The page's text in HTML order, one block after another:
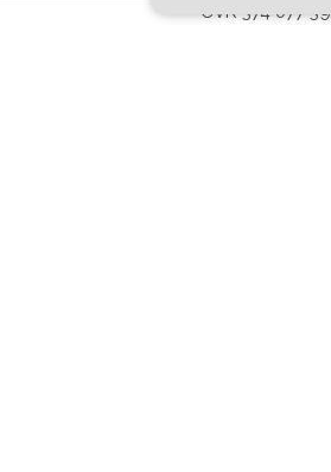
CVR 374 077 39